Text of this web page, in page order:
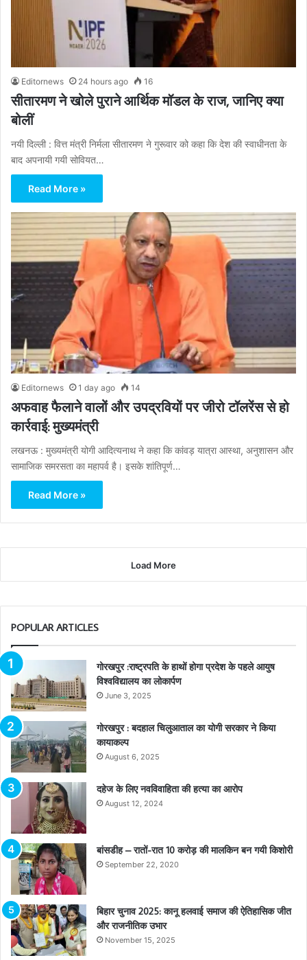
Editornews 24 hours ago 16
सीतारमण ने खोले पुराने आर्थिक मॉडल के राज, जानिए क्या
बोलीं
नयी दिल्ली : वित्त मंत्री निर्मला सीतारमण ने गुरूवार को कहा कि देश की स्वाधीनता के
बाद अपनायी गयी सोवियत…
Read More »
Editornews 1 day ago 14
अफवाह फैलाने वालों और उपद्रवियों पर जीरो टॉलरेंस से हो
कार्रवाई: मुख्यमंत्री
लखनऊ : मुख्यमंत्री योगी आदित्यनाथ ने कहा कि कांवड़ यात्रा आस्था, अनुशासन और
सामाजिक समरसता का महापर्व है। इसके शांतिपूर्ण…
Read More »
Load More
POPULAR ARTICLES
गोरखपुर :राष्ट्रपति के हाथों होगा प्रदेश के पहले आयुष
विश्वविद्यालय का लोकार्पण
June 3, 2025
गोरखपुर : बदहाल चिलुआताल का योगी सरकार ने किया
कायाकल्प
August 6, 2025
दहेज के लिए नवविवाहिता की हत्या का आरोप
August 12, 2024
बांसडीह – रातों-रात 10 करोड़ की मालकिन बन गयी किशोरी
September 22, 2020
बिहार चुनाव 2025: कानू हलवाई समाज की ऐतिहासिक जीत
और राजनीतिक उभार
November 15, 2025